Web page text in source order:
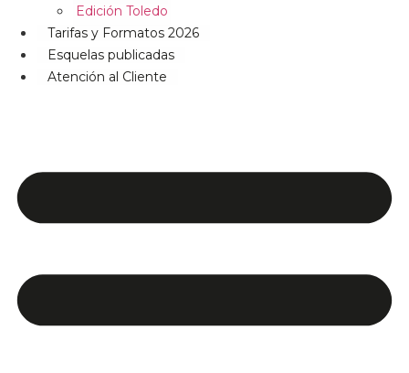
Edición Toledo
Tarifas y Formatos 2026
Esquelas publicadas
Atención al Cliente